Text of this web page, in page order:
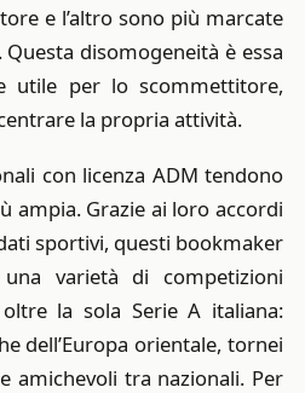
e l’altro sono più marcate
disomogeneità è essa
utile per lo scommettitore,
la propria attività.
con licenza ADM tendono
ampia. Grazie ai loro accordi
sportivi, questi bookmaker
varietà di competizioni
la sola Serie A italiana:
dell’Europa orientale, tornei
amichevoli tra nazionali. Per